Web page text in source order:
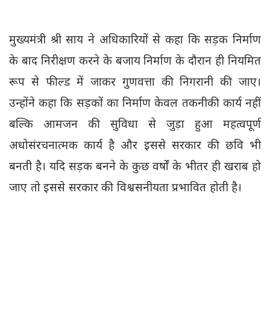
मुख्यमंत्री श्री साय ने अधिकारियों से कहा कि सड़क निर्माण
के बाद निरीक्षण करने के बजाय निर्माण के दौरान ही नियमित
रूप से फील्ड में जाकर गुणवत्ता की निगरानी की जाए।
उन्होंने कहा कि सड़कों का निर्माण केवल तकनीकी कार्य नहीं
बल्कि आमजन की सुविधा से जुड़ा हुआ महत्वपूर्ण
अधोसंरचनात्मक कार्य है और इससे सरकार की छवि भी
बनती है। यदि सड़क बनने के कुछ वर्षों के भीतर ही खराब हो
जाए तो इससे सरकार की विश्वसनीयता प्रभावित होती है।